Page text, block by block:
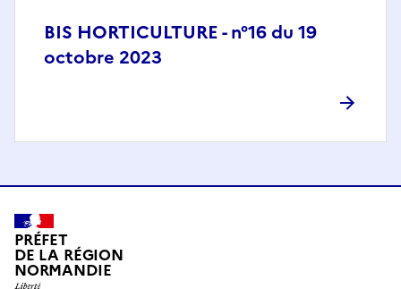
BIS HORTICULTURE - n°16 du 19
octobre 2023
PRÉFET
DE LA RÉGION
NORMANDIE